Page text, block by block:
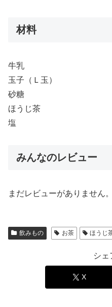
材料
牛乳
玉子（Ｌ玉）
砂糖
ほうじ茶
塩
みんなのレビュー
まだレビューがありません。
飲みもの お茶 ほうじ
シェ
X